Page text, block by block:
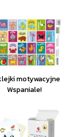
motywacyjne
Wspaniale!